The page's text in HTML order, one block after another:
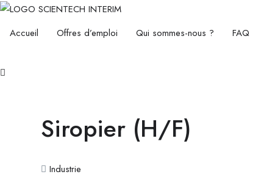
Accueil Offres d’emploi Qui sommes-nous ? FAQ
Siropier (H/F)
Industrie